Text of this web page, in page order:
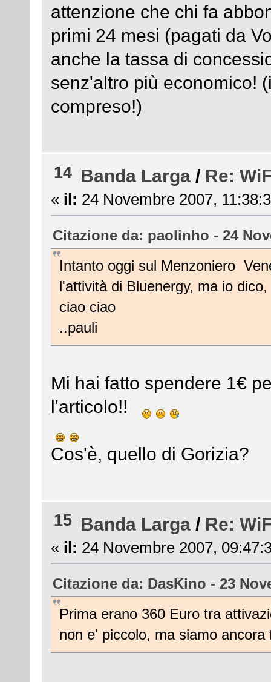
attenzione che chi fa
primi 24 mesi (pagati da
anche la tassa di
senz'altro più economico!
compreso!)
14 Banda Larga / Re:
« il: 24 Novembre 2007,
Citazione da: paolinho - 24
Intanto oggi sul Menzoniero
l'attività di Bluenergy, ma io
ciao ciao
..pauli
Mi hai fatto spendere 1€
l'articolo!!
Cos'è, quello di Gorizia?
15 Banda Larga / Re:
« il: 24 Novembre 2007,
Citazione da: DasKino - 23
Prima erano 360 Euro tra
non e' piccolo, ma siamo